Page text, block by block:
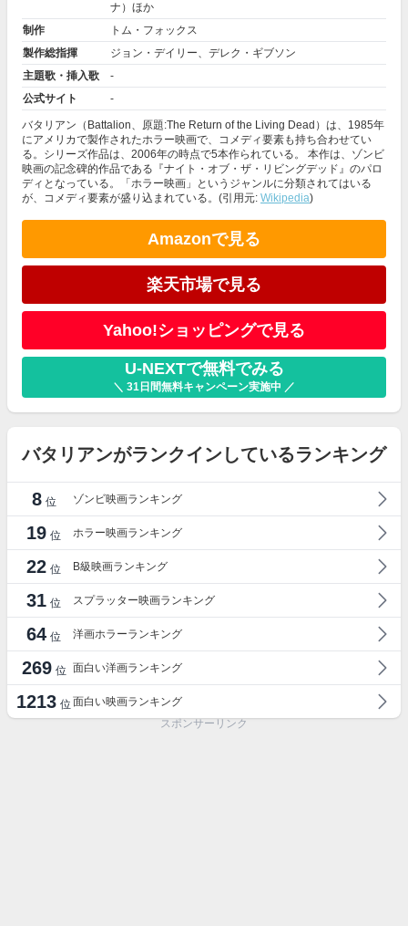
ナ）ほか
制作
トム・フォックス
製作総指揮
ジョン・デイリー、デレク・ギブソン
主題歌・挿入歌
-
公式サイト
-
バタリアン（Battalion、原題:The Return of the Living Dead）は、1985年
にアメリカで製作されたホラー映画で、コメディ要素も持ち合わせてい
る。シリーズ作品は、2006年の時点で5本作られている。 本作は、ゾンビ
映画の記念碑的作品である『ナイト・オブ・ザ・リビングデッド』のパロ
ディとなっている。「ホラー映画」というジャンルに分類されてはいる
が、コメディ要素が盛り込まれている。(引用元: Wikipedia)
Amazonで見る
楽天市場で見る
Yahoo!ショッピングで見る
U-NEXTで無料でみる
＼ 31日間無料キャンペーン実施中 ／
バタリアンがランクインしているランキング
8 位 ゾンビ映画ランキング
19 位 ホラー映画ランキング
22 位 B級映画ランキング
31 位 スプラッター映画ランキング
64 位 洋画ホラーランキング
269 位 面白い洋画ランキング
1213 位 面白い映画ランキング
スポンサーリンク